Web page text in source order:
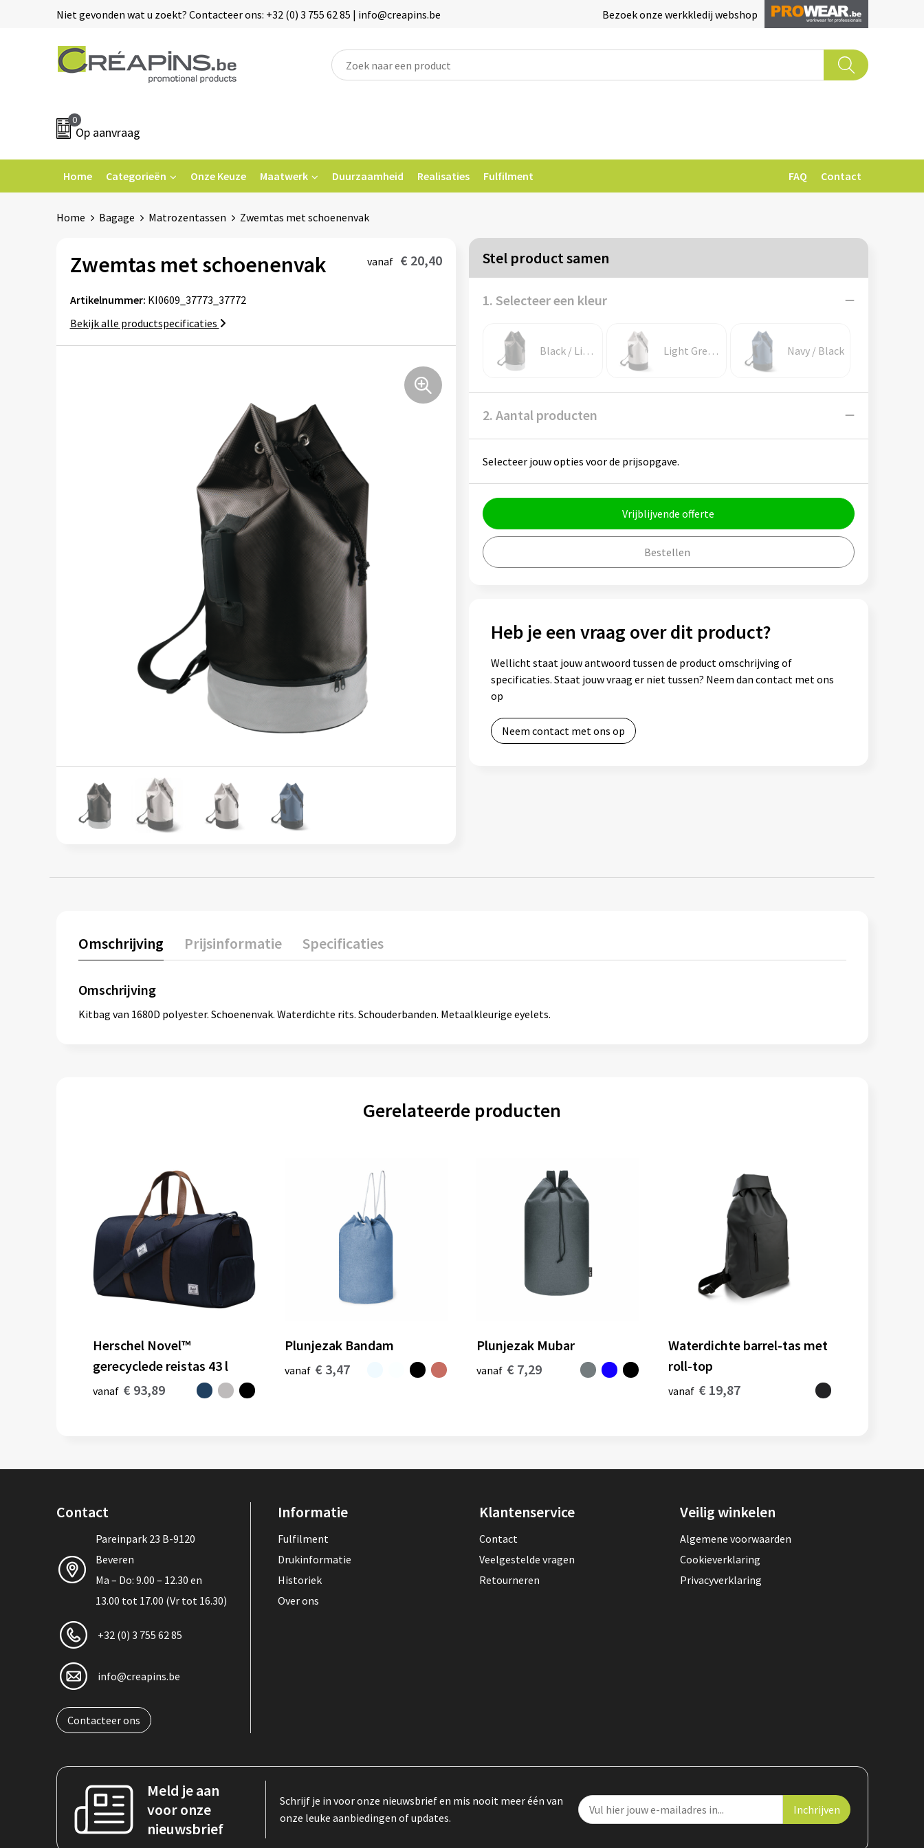
Niet gevonden wat u zoekt? Contacteer ons: +32 (0) 3 755 62 85 | info@creapins.be Bezoek onze werkkledij webshop
0
Op aanvraag
Home Categorieën Onze Keuze Maatwerk Duurzaamheid Realisaties Fulfilment FAQ Contact
Home Bagage Matrozentassen Zwemtas met schoenenvak
Zwemtas met schoenenvak vanaf € 20,40
Artikelnummer: KI0609_37773_37772
Bekijk alle productspecificaties
Stel product samen
1. Selecteer een kleur
Black / Light Grey Light Grey / Black Navy / Black
2. Aantal producten
Selecteer jouw opties voor de prijsopgave.
Vrijblijvende offerte
Bestellen
Heb je een vraag over dit product?
Wellicht staat jouw antwoord tussen de product omschrijving of
specificaties. Staat jouw vraag er niet tussen? Neem dan contact met ons
op
Neem contact met ons op
Omschrijving Prijsinformatie Specificaties
Omschrijving
Kitbag van 1680D polyester. Schoenenvak. Waterdichte rits. Schouderbanden. Metaalkleurige eyelets.
Gerelateerde producten
Herschel Novel™
gerecyclede reistas 43 l
vanaf € 93,89
Plunjezak Bandam
vanaf € 3,47
Plunjezak Mubar
vanaf € 7,29
Waterdichte barrel-tas met
roll-top
vanaf € 19,87
Contact
Pareinpark 23 B-9120
Beveren
Ma – Do: 9.00 – 12.30 en
13.00 tot 17.00 (Vr tot 16.30)
+32 (0) 3 755 62 85
info@creapins.be
Contacteer ons
Informatie
Fulfilment
Drukinformatie
Historiek
Over ons
Klantenservice
Contact
Veelgestelde vragen
Retourneren
Veilig winkelen
Algemene voorwaarden
Cookieverklaring
Privacyverklaring
Meld je aan
voor onze
nieuwsbrief
Schrijf je in voor onze nieuwsbrief en mis nooit meer één van
onze leuke aanbiedingen of updates.